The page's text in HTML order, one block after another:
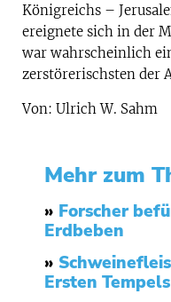
Königreichs –
ereignete sich in der
war wahrscheinlich
zerstörerischsten der
Von: Ulrich W. Sahm
Mehr zum
» Forscher
Erdbeben
»
Ersten